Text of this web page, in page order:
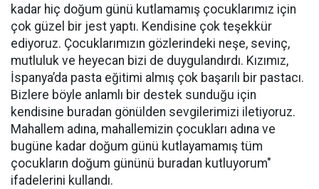
kadar hiç doğum günü kutlamamış çocuklarımız için
çok güzel bir jest yaptı. Kendisine çok teşekkür
ediyoruz. Çocuklarımızın gözlerindeki neşe, sevinç,
mutluluk ve heyecan bizi de duygulandırdı. Kızımız,
İspanya’da pasta eğitimi almış çok başarılı bir pastacı.
Bizlere böyle anlamlı bir destek sunduğu için
kendisine buradan gönülden sevgilerimizi iletiyoruz.
Mahallem adına, mahallemizin çocukları adına ve
bugüne kadar doğum günü kutlayamamış tüm
çocukların doğum gününü buradan kutluyorum"
ifadelerini kullandı.